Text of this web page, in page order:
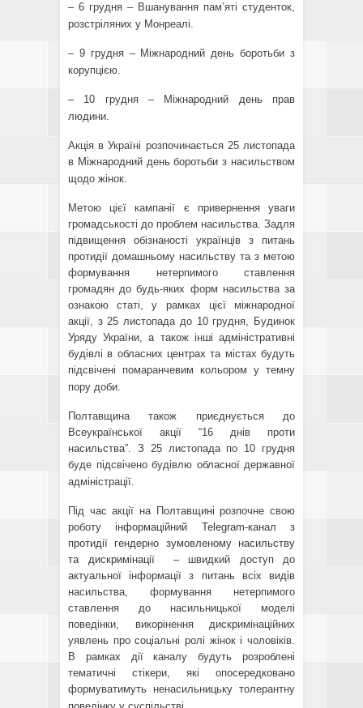
– 6 грудня – Вшанування пам’яті студенток,
розстріляних у Монреалі.
– 9 грудня – Міжнародний день боротьби з
корупцією.
– 10 грудня – Міжнародний день прав
людини.
Акція в Україні розпочинається 25 листопада
в Міжнародний день боротьби з насильством
щодо жінок.
Метою цієї кампанії є привернення уваги
громадськості до проблем насильства. Задля
підвищення обізнаності українців з питань
протидії домашньому насильству та з метою
формування нетерпимого ставлення
громадян до будь-яких форм насильства за
ознакою статі, у рамках цієї міжнародної
акції, з 25 листопада до 10 грудня, Будинок
Уряду України, а також інші адміністративні
будівлі в обласних центрах та містах будуть
підсвічені помаранчевим кольором у темну
пору доби.
Полтавщина також приєднується до
Всеукраїнської акції “16 днів проти
насильства”. З 25 листопада по 10 грудня
буде підсвічено будівлю обласної державної
адміністрації.
Під час акції на Полтавщині розпочне свою
роботуінформаційний Telegram-канал з
протидії гендерно зумовленому насильству
та дискримінації– швидкий доступ до
актуальної інформації з питань всіх видів
насильства, формування нетерпимого
ставлення до насильницької моделі
поведінки, викорінення дискримінаційних
уявлень про соціальні ролі жінок і чоловіків.
В рамках дії каналу будуть розроблені
тематичні стікери, які опосередковано
формуватимуть ненасильницьку толерантну